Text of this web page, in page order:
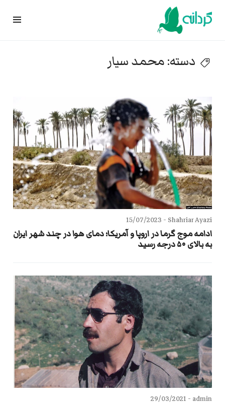
Skip
دسته:محمد سیار
Shahriar Ayazi -
15/07/2023
ادامه موج گرما در اروپا و آمریکا؛ دمای هوا در چند شهر ایران
به بالای ۵۰ درجه رسید
admin -
29/03/2021